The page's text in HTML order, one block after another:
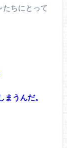
ちにとって
うんだ。